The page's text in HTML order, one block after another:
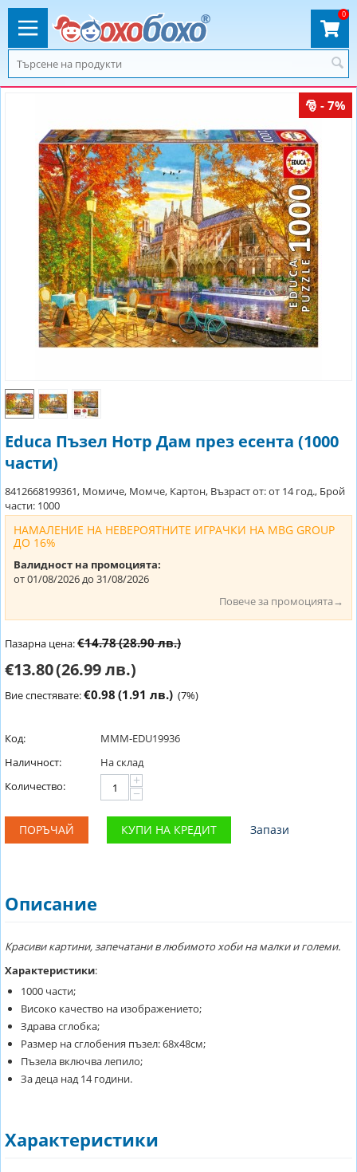
0
- 7%
Educa Пъзел Нотр Дам през есента (1000
части)
8412668199361, Момиче, Момче, Картон, Възраст от: от 14 год., Брой
части: 1000
НАМАЛЕНИЕ НА НЕВЕРОЯТНИТЕ ИГРАЧКИ НА MBG GROUP
ДО 16%
Валидност на промоцията:
от 01/08/2026 до 31/08/2026
Повече за промоцията→
Пазарна цена:€14.78(28.90 лв.)
€13.80(26.99 лв.)
Вие спестявате:€0.98 (1.91 лв.) (7%)
Код:
MMM-EDU19936
Наличност:
На склад
Количество:
+
−
ПОРЪЧАЙ КУПИ НА КРЕДИТ Запази
Описание
Красиви картини, запечатани в любимото хоби на малки и големи.
Характеристики:
1000 части;
Високо качество на изображението;
Здрава сглобка;
Размер на сглобения пъзел: 68х48см;
Пъзела включва лепило;
За деца над 14 години.
Характеристики